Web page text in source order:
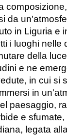
da
in Liguria e
i luoghi nelle
della
e ne
in cui si
in
paesaggio,
e
legata